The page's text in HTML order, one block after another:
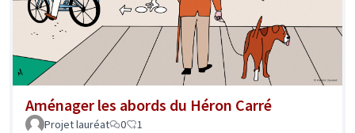
Aménager les abords du Héron Carré
Projet lauréat 0 1